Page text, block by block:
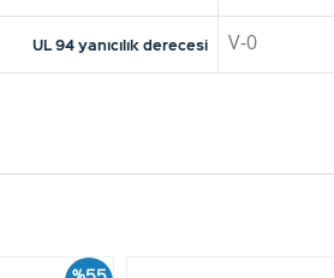
UL 94 yanıcılık derecesi V-0